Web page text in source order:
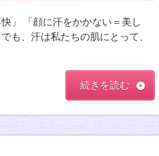
」 「顔に汗をかかない＝美し
も、汗は私たちの肌にとって、
続きを読む